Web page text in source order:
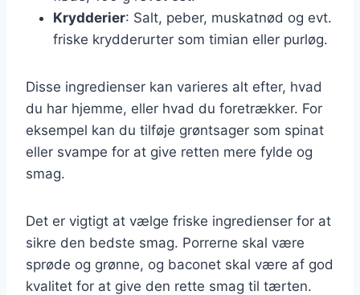
Krydderier: Salt, peber, muskatnød og evt.
friske krydderurter som timian eller purløg.
Disse ingredienser kan varieres alt efter, hvad
du har hjemme, eller hvad du foretrækker. For
eksempel kan du tilføje grøntsager som spinat
eller svampe for at give retten mere fylde og
smag.
Det er vigtigt at vælge friske ingredienser for at
sikre den bedste smag. Porrerne skal være
sprøde og grønne, og baconet skal være af god
kvalitet for at give den rette smag til tærten.